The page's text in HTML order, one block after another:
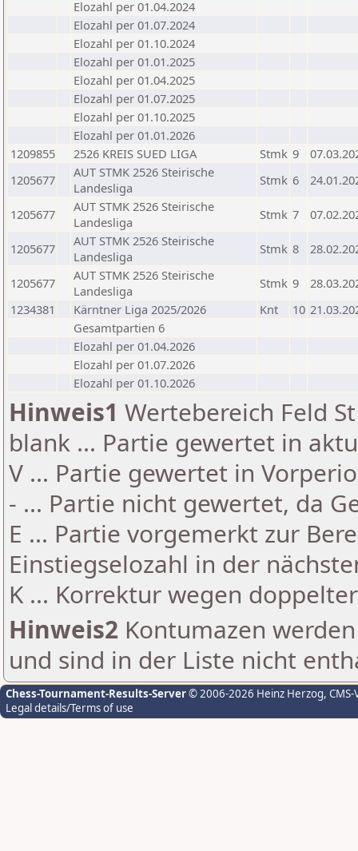
Elozahl per 01.04.2024
Elozahl per 01.07.2024
Elozahl per 01.10.2024
Elozahl per 01.01.2025
Elozahl per 01.04.2025
Elozahl per 01.07.2025
Elozahl per 01.10.2025
Elozahl per 01.01.2026
1209855
2526 KREIS SUED LIGA Stmk 9
1205677
AUT STMK 2526 Steirische
Landesliga
Stmk 6
1205677
AUT STMK 2526 Steirische
Landesliga
Stmk 7
1205677
AUT STMK 2526 Steirische
Landesliga
Stmk 8
1205677
AUT STMK 2526 Steirische
Landesliga
Stmk 9
1234381
Kärntner Liga 2025/2026 Knt 10
Gesamtpartien 6
Elozahl per 01.04.2026
Elozahl per 01.07.2026
Elozahl per 01.10.2026
Hinweis1 Wertebereich Feld
blank ... Partie gewertet in
V ... Partie gewertet in
- ... Partie nicht gewertet, da
E ... Partie vorgemerkt zur
Einstiegselozahl in der
K ... Korrektur wegen
Hinweis2 Kontumazen
und sind in der Liste nicht
Chess-Tournament-Results-Server© 2006-2026 Heinz Herzog,
Legal details/Terms of use